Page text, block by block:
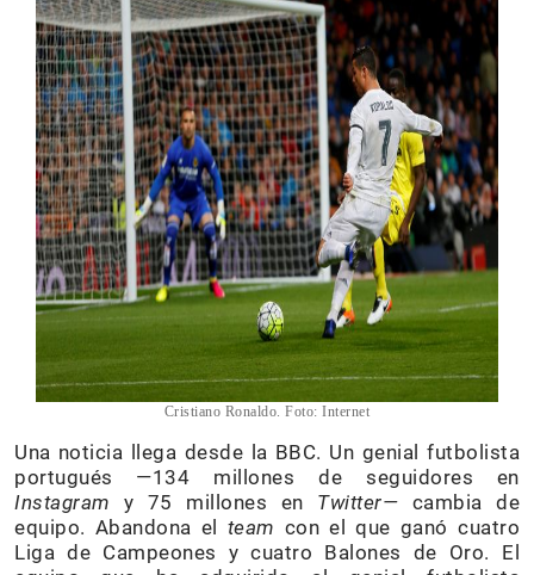
Cristiano Ronaldo. Foto: Internet
Una noticia llega desde la BBC. Un genial futbolista
portugués —134 millones de seguidores en
Instagram y 75 millones en Twitter— cambia de
equipo. Abandona el team con el que ganó cuatro
Liga de Campeones y cuatro Balones de Oro. El